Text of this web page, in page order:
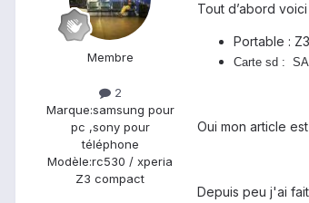
Membre
2
Marque:samsung pour
pc ,sony pour
téléphone
Modèle:rc530 / xperia
Z3 compact
Tout d’abord
Portable :
Carte sd :
Oui mon article
Depuis peu j'ai